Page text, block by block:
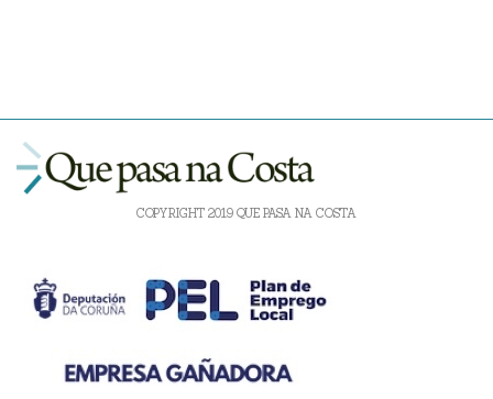
COPYRIGHT 2019 QUE PASA NA COSTA